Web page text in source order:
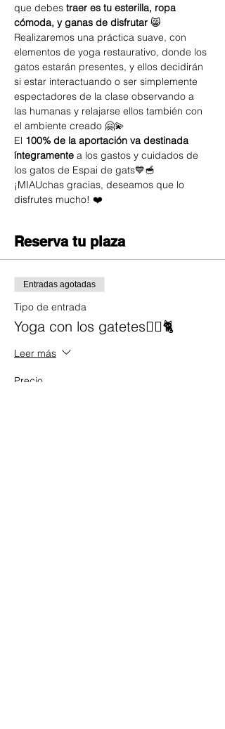
que debes traer es tu esterilla, ropa
cómoda, y ganas de disfrutar 😸
Realizaremos una práctica suave, con
elementos de yoga restaurativo, donde los
gatos estarán presentes, y ellos decidirán
si estar interactuando o ser simplemente
espectadores de la clase observando a
las humanas y relajarse ellos también con
el ambiente creado 🤗💫
El 100% de la aportación va destinada
íntegramente a los gastos y cuidados de
los gatos de Espai de gats💙🥣
¡MIAUchas gracias, deseamos que lo
disfrutes mucho! ❤️
Reserva tu plaza
Entradas agotadas
Tipo de entrada
Yoga con los gatetes🧘‍♀️🐈
Leer más
Precio